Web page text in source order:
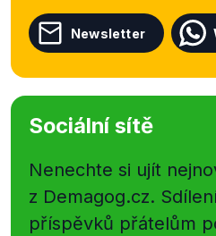
Newsletter
Sociální sítě
Nenechte si ujít
z Demagog.cz.
příspěvků přátelům